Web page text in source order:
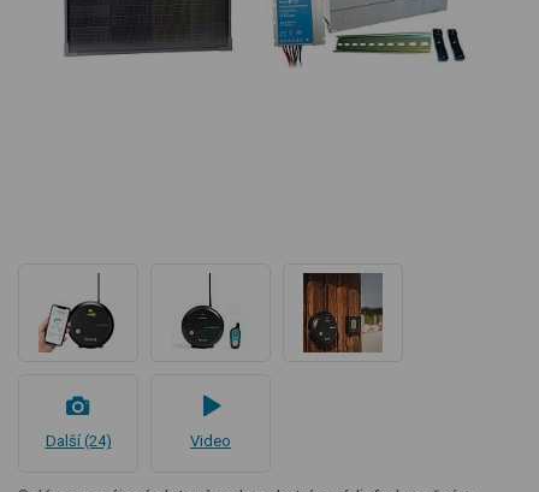
Další (24) Video